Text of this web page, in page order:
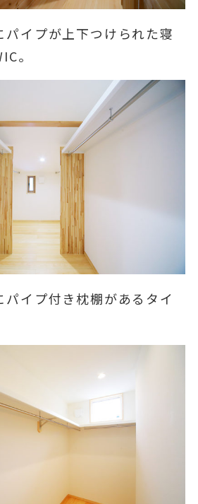
イプが上下つけられた寝
。
イプ付き枕棚があるタイ